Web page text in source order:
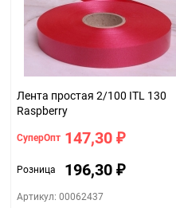
Лента простая 2/100 ITL 130
Raspberry
СуперОпт 147,30 ₽
Розница 196,30 ₽
Артикул: 00062437